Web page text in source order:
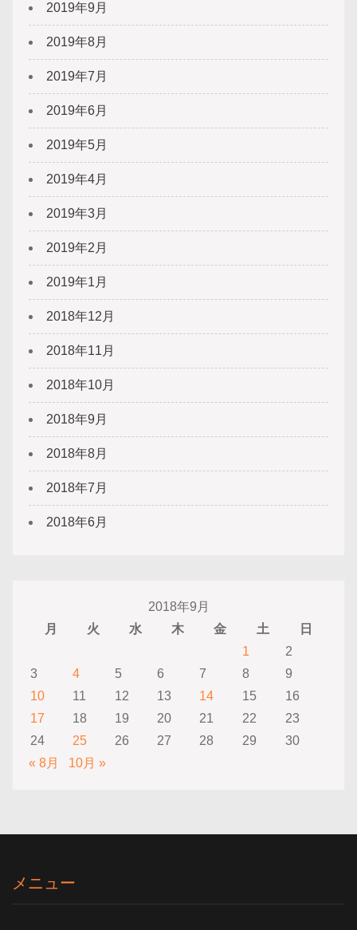
2019年9月
2019年8月
2019年7月
2019年6月
2019年5月
2019年4月
2019年3月
2019年2月
2019年1月
2018年12月
2018年11月
2018年10月
2018年9月
2018年8月
2018年7月
2018年6月
2018年9月
月
火 水 木 金 土
日
1
2
3
4 5 6 7 8
9
10
11 12 13 14 15
16
17
18 19 20 21 22
23
24
25 26 27 28 29
30
« 8月
10月 »
メニュー